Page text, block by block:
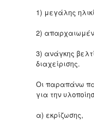
1) μεγάλης
2)
3) ανάγκης
διαχείρισης.
Οι παραπάνω
για την
α) εκρίζωσης,